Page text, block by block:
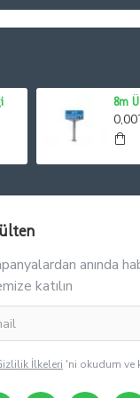
8m
anında
katılın
İlkeleri 'ni okudum ve